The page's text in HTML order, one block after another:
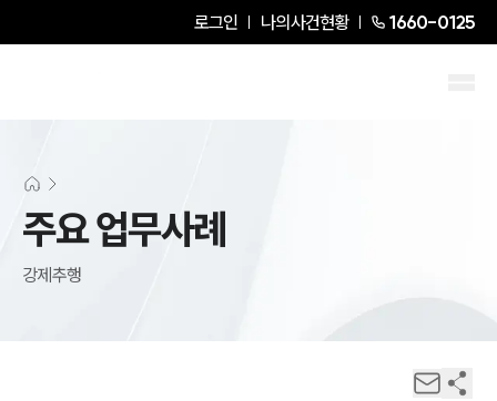
로그인 나의사건현황 1660-0125
주요 업무사례
강제추행